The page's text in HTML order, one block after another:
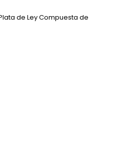
de Ley Compuesta de